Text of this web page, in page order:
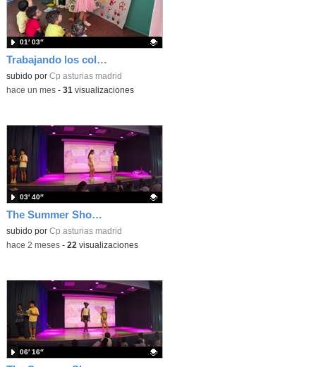
Trabajando los colores en 3 años
Contenido educativo.
subido por Cp asturias madrid
01′ 03″
-hace un mes- 31 visualizaciones
The Summer Show 004
Contenido educativo.
subido por Cp asturias madrid
03′ 40″
-hace 2 meses- 22 visualizaciones
06′ 16″